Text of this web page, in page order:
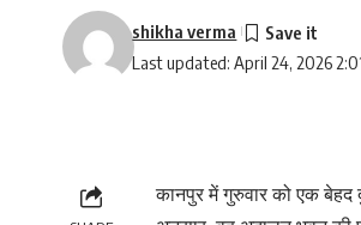
Last updated: April 24, 2026
shikha verma